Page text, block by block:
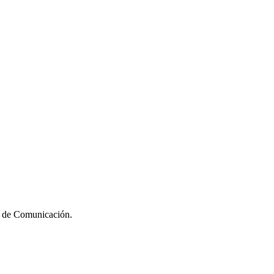
Comunicación.